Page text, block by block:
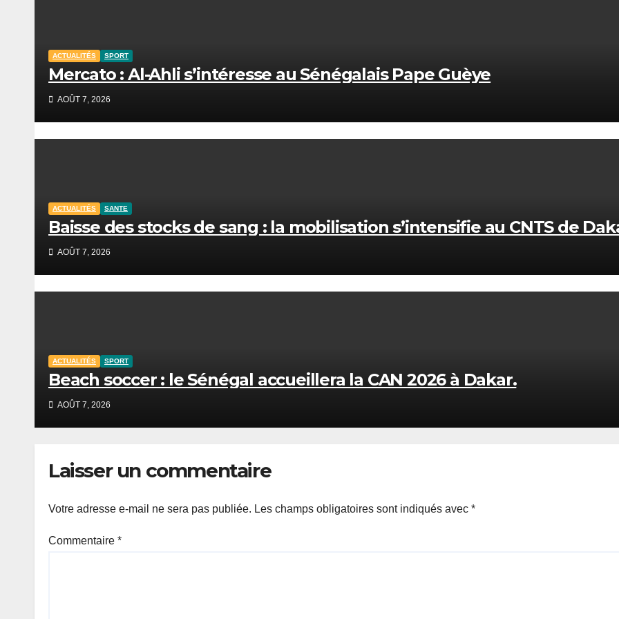
ACTUALITÉS SPORT
Mercato : Al-Ahli s’intéresse au Sénégalais Pape Guèye
AOÛT 7, 2026
ACTUALITÉS SANTE
Baisse des stocks de sang : la mobilisation s’intensifie au CNTS de
AOÛT 7, 2026
ACTUALITÉS SPORT
Beach soccer : le Sénégal accueillera la CAN 2026 à Dakar.
AOÛT 7, 2026
Laisser un commentaire
Votre adresse e-mail ne sera pas publiée. Les champs obligatoires sont indiqués avec *
Commentaire *